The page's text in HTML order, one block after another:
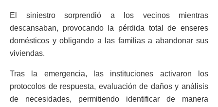
El siniestro sorprendió a los vecinos mientras
descansaban, provocando la pérdida total de enseres
domésticos y obligando a las familias a abandonar sus
viviendas.
Tras la emergencia, las instituciones activaron los
protocolos de respuesta, evaluación de daños y análisis
de necesidades, permitiendo identificar de manera